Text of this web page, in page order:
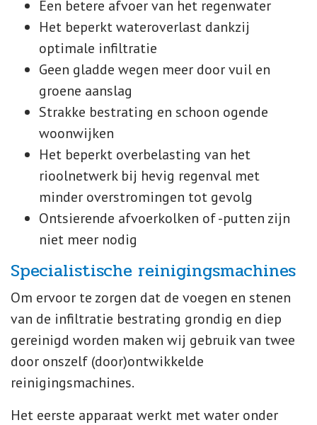
Een betere afvoer van het regenwater
Het beperkt wateroverlast dankzij
optimale infiltratie
Geen gladde wegen meer door vuil en
groene aanslag
Strakke bestrating en schoon ogende
woonwijken
Het beperkt overbelasting van het
rioolnetwerk bij hevig regenval met
minder overstromingen tot gevolg
Ontsierende afvoerkolken of -putten zijn
niet meer nodig
Specialistische reinigingsmachines
Om ervoor te zorgen dat de voegen en stenen
van de infiltratie bestrating grondig en diep
gereinigd worden maken wij gebruik van twee
door onszelf (door)ontwikkelde
reinigingsmachines.
Het eerste apparaat werkt met water onder